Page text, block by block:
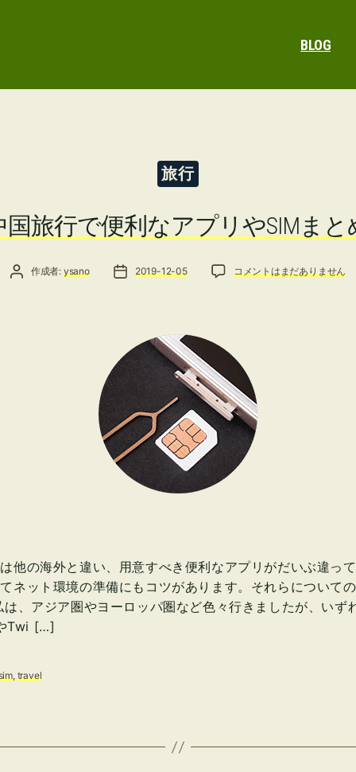
BLOG
カ
テ
ゴ
ー
旅行
国旅行で便利なアプリやSIMまと
投稿者作成者: ysano 投稿日2019-12-05 中国旅行で便利なアプリや
コメントはまだありません
他の海外と違い、用意すべき便利なアプリがだいぶ違って
ネット環境の準備にもコツがあります。それらについて
は、アジア圏やヨーロッパ圏など色々行きましたが、いず
Twi […]
, travel